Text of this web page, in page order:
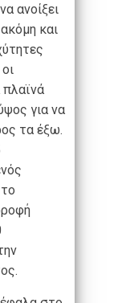
ανοίξει
και
για να
τα έξω.